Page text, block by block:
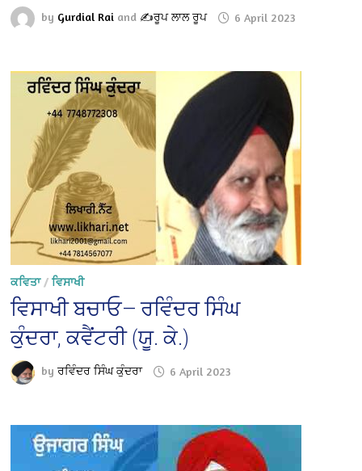
by Gurdial Rai and ✍️ਰੂਪ ਲਾਲ ਰੂਪ 6 April 2023
ਕਵਿਤਾ/ਵਿਸਾਖੀ
ਵਿਸਾਖੀ ਬਚਾਓ— ਰਵਿੰਦਰ ਸਿੰਘ
ਕੁੰਦਰਾ, ਕਵੈਂਟਰੀ (ਯੂ. ਕੇ.)
byਰਵਿੰਦਰ ਸਿੰਘ ਕੁੰਦਰਾ 6 April 2023